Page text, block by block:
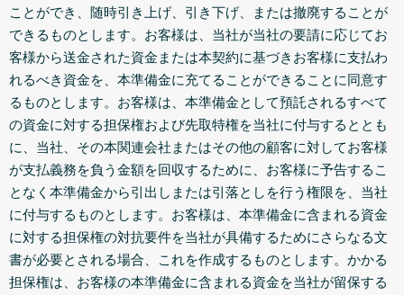
ことができ、随時引き上げ、引き下げ、または撤廃することが
できるものとします。お客様は、当社が当社の要請に応じてお
客様から送金された資金または本契約に基づきお客様に支払わ
れるべき資金を、本準備金に充てることができることに同意す
るものとします。お客様は、本準備金として預託されるすべて
の資金に対する担保権および先取特権を当社に付与するととも
に、当社、その本関連会社またはその他の顧客に対してお客様
が支払義務を負う金額を回収するために、お客様に予告するこ
となく本準備金から引出しまたは引落としを行う権限を、当社
に付与するものとします。お客様は、本準備金に含まれる資金
に対する担保権の対抗要件を当社が具備するためにさらなる文
書が必要とされる場合、これを作成するものとします。かかる
担保権は、お客様の本準備金に含まれる資金を当社が留保する